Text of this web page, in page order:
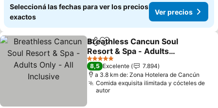
Seleccioná las fechas para ver los precios
exactos
Ver precios
CompartirAñadir a favoritos
Breathless Cancun Soul
Resort & Spa - Adults
Only - All Inclusive
Ver precios
5 Estrellas
8,5 Excelente
7.894
a 3.8 km de: Zona Hotelera de Cancún
Comida exquisita ilimitada y cócteles de
autor